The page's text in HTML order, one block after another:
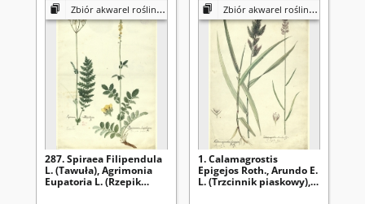
Zbiór akwarel roślin Konstantego Prószyńskiego
287. Spiraea Filipendula
L. (Tawuła), Agrimonia
Eupatoria L. (Rzepik
Zbiór akwarel roślin Konstantego Prószyńskiego
1. Calamagrostis
Epigejos Roth., Arundo E.
L. (Trzcinnik piaskowy),